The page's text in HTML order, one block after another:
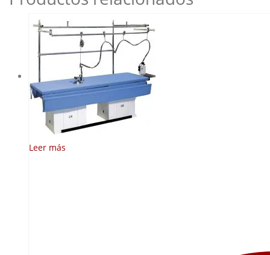
Leer más